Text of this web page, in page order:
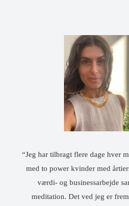
“Jeg har tilbragt flere dage hver
med to power kvinder med
værdi- og businessarbejde
meditation. Det ved jeg er